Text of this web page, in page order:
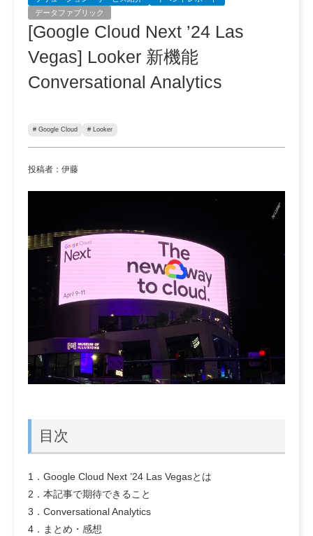
データファブリック
[Google Cloud Next ’24 Las
Vegas] Looker 新機能
Conversational Analytics
# Google Cloud # Looker
投稿者：伊藤
目次
1．Google Cloud Next ’24 Las Vegasとは
2．本記事で期待できること
3．Conversational Analytics
4．まとめ・感想